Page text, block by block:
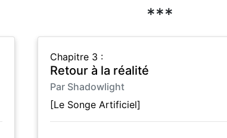
***
Chapitre 3 :
Retour à la réalité
Par Shadowlight
[Le Songe Artificiel]